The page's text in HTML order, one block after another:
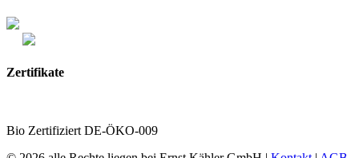
Zertifikate
Bio Zertifiziert DE-ÖKO-009